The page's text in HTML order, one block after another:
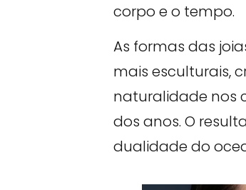
corpo e o tempo.
As formas das
mais esculturais,
naturalidade nos
dos anos. O
dualidade do